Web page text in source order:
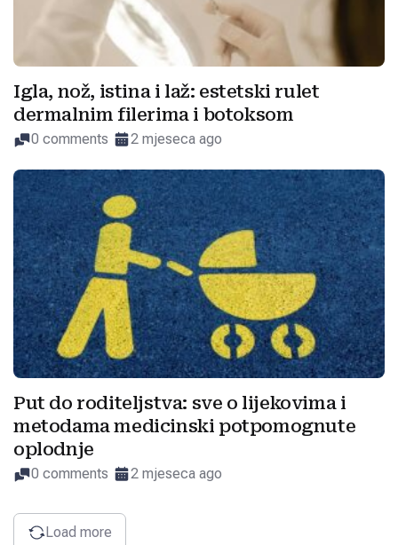
Igla, nož, istina i laž: estetski rulet
dermalnim filerima i botoksom
0 comments 2 mjeseca ago
Put do roditeljstva: sve o lijekovima i
metodama medicinski potpomognute
oplodnje
0 comments 2 mjeseca ago
Load more